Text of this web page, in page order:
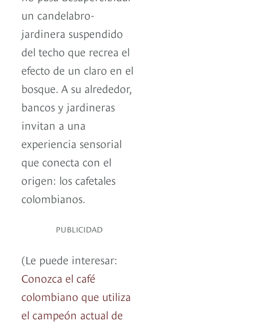
un candelabro-
jardinera suspendido
del techo que recrea el
efecto de un claro en el
bosque. A su alrededor,
bancos y jardineras
invitan a una
experiencia sensorial
que conecta con el
origen: los cafetales
colombianos.
PUBLICIDAD
(Le puede interesar:
Conozca el café
colombiano que utiliza
el campeón actual de